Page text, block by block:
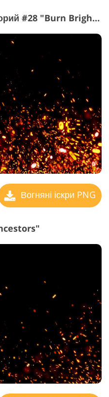
Вогонь іскри PNG прозорий #28 "Burn Brightly"
Вогняні іскри PNG